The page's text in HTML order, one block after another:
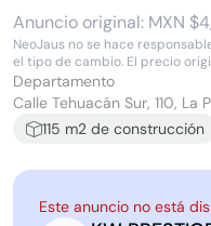
Anuncio original: MXN
NeoJaus no se hace
el tipo de cambio. El precio
Departamento
Calle Tehuacán Sur, 110, La
115 m2 de construcción
Este anuncio no está